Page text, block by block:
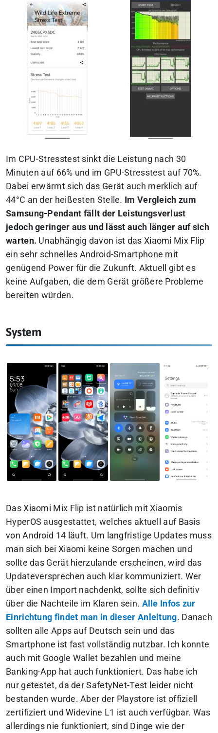
Im CPU-Stresstest sinkt die Leistung nach 30
Minuten auf 66% und im GPU-Stresstest auf 70%.
Dabei erwärmt sich das Gerät auch merklich auf
44°C an der heißesten Stelle. Im Vergleich zum
Samsung-Pendant fällt der Leistungsverlust
jedoch geringer aus und lässt auch länger auf sich
warten. Unabhängig davon ist das Xiaomi Mix Flip
ein sehr schnelles Android-Smartphone mit
genügend Power für die Zukunft. Aktuell gibt es
keine Aufgaben, die dem Gerät größere Probleme
bereiten würden.
System
Das Xiaomi Mix Flip ist natürlich mit Xiaomis
HyperOS ausgestattet, welches aktuell auf Basis
von Android 14 läuft. Um langfristige Updates muss
man sich bei Xiaomi keine Sorgen machen und
sollte das Gerät hierzulande erscheinen, wird das
Updateversprechen auch klar kommuniziert. Wer
über einen Import nachdenkt, sollte sich definitiv
über die Nachteile im Klaren sein. Alle Infos zur
Einrichtung findet man in dieser Anleitung. Danach
sollten alle Apps auf Deutsch sein und das
Smartphone ist fast vollständig nutzbar. Ich konnte
auch mit Google Wallet bezahlen und meine
Banking-App hat auch funktioniert. Das habe ich
nur getestet, da der SafetyNet-Test leider nicht
bestanden wurde. Aber der Playstore ist offiziell
zertifiziert und Widevine L1 ist auch verfügbar. Was
allerdings nie funktioniert, sind Dinge wie der